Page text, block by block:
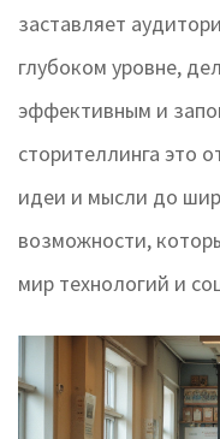
заставляет
глубоком уровне,
эффективным и
сторителлинга это
идеи и мысли до
возможности,
мир технологий и